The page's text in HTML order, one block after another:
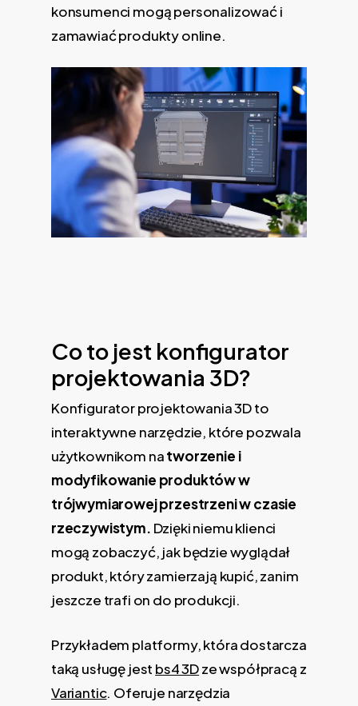
konsumenci mogą personalizować i
zamawiać produkty online.
Co to jest konfigurator
projektowania 3D?
Konfigurator projektowania 3D to
interaktywne narzędzie, które pozwala
użytkownikom natworzenie i
modyfikowanie produktów w
trójwymiarowej przestrzeni w czasie
rzeczywistym. Dzięki niemu klienci
mogą zobaczyć, jak będzie wyglądał
produkt, który zamierzają kupić, zanim
jeszcze trafi on do produkcji.
Przykładem platformy, która dostarcza
taką usługę jest bs4 3Dze współpracą z
Variantic. Oferuje narzędzia